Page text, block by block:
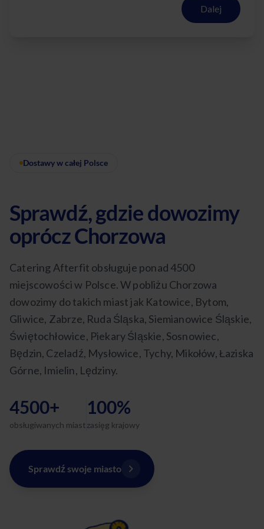
Dalej
Dostawy w całej Polsce
Sprawdź, gdzie dowozimy
oprócz Chorzowa
Catering Afterfit obsługuje ponad 4500
miejscowości w Polsce. W pobliżu Chorzowa
dowozimy do takich miast jak Katowice, Bytom,
Gliwice, Zabrze, Ruda Śląska, Siemianowice Śląskie,
Świętochłowice, Piekary Śląskie, Sosnowiec,
Będzin, Czeladź, Mysłowice, Tychy, Mikołów, Łaziska
Górne, Imielin, Lędziny.
4500+
obsługiwanych miast
100%
zasięg krajowy
Sprawdź swoje miasto